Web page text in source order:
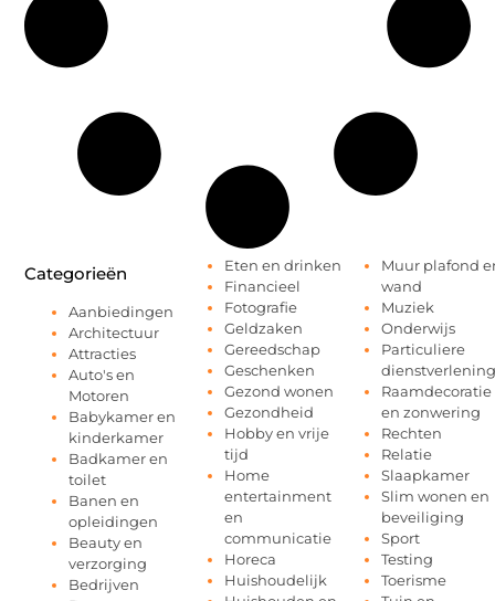
Categorieën
Aanbiedingen
Architectuur
Attracties
Auto's en
Motoren
Babykamer en
kinderkamer
Badkamer en
toilet
Banen en
opleidingen
Beauty en
verzorging
Bedrijven
Eten en drinken
Financieel
Fotografie
Geldzaken
Gereedschap
Geschenken
Gezond wonen
Gezondheid
Hobby en vrije
tijd
Home
entertainment
en
communicatie
Horeca
Huishoudelijk
Muur plafond
wand
Muziek
Onderwijs
Particuliere
dienstverlening
Raamdecoratie
en zonwering
Rechten
Relatie
Slaapkamer
Slim wonen en
beveiliging
Sport
Testing
Toerisme